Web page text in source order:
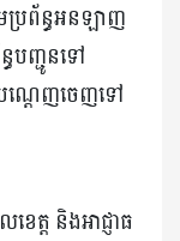
ប្រព័ន្ធអនឡាញ
បញ្ជូនទៅ
បណ្តេញចេញទៅ
េត្ត និងអាជ្ញាធ